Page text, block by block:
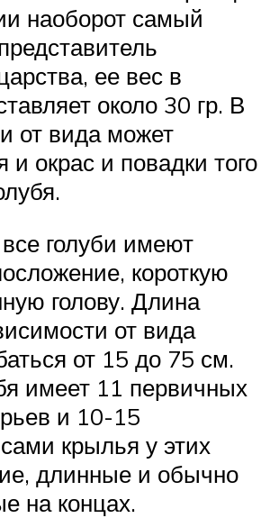
наоборот самый
ее вес в
около 30 гр. В
от вида может
и окрас и повадки того
голуби имеют
короткую
голову. Длина
от вида
от 15 до 75 см.
имеет 11 первичных
и 10-15
крылья у этих
длинные и обычно
на концах.